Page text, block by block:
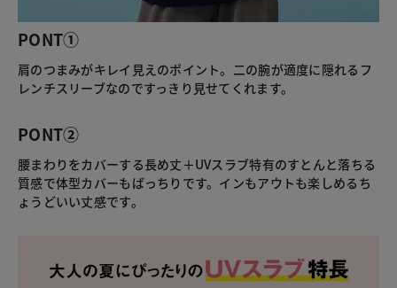
PONT①
肩のつまみがキレイ見えのポイント。二の腕が適度に隠れるフ
レンチスリーブなのですっきり見せてくれます。
PONT②
腰まわりをカバーする長め丈＋UVスラブ特有のすとんと落ちる
質感で体型カバーもばっちりです。インもアウトも楽しめるち
ょうどいい丈感です。